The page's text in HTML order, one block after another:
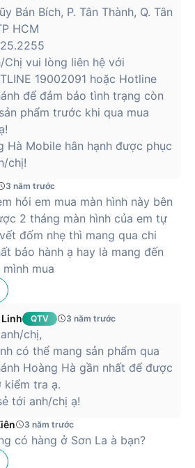
Bán Bích, P. Tân Thành, Q. Tân
HCM
Chị vui lòng liên hệ với
19002091 hoặc Hotline
để đảm bảo tình trạng còn
phẩm trước khi qua mua
Hà Mobile hân hạnh được phục
chị!
3 năm trước
hỏi em mua màn hình này bên
2 tháng màn hình của em tự
đốm nhẹ thì mang qua chi
bảo hành ạ hay là mang đến
mua
QTV 3 năm trước
chị,
có thể mang sản phẩm qua
Hoàng Hà gần nhất để được
kiểm tra ạ.
tới anh/chị ạ!
3 năm trước
có hàng ở Sơn La à bạn?